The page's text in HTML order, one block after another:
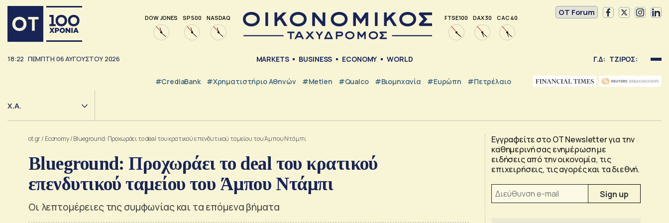
DOW JONES SP 500 NASDAQ FTSE 100 DAX 30 CAC 40
OT Forum
18:22 ΠΕΜΠΤΗ 06ΑΥΓΟΥΣΤΟΥ 2026 MARKETS BUSINESS ECONOMY WORLD Γ.Δ: ΤΖΙΡΟΣ:
#CrediaBank #Χρηματιστήριο Αθηνών #metlen #Qualco #Βιομηχανία #Ευρώπη #Πετρέλαιο
Χ.Α.
ot.gr/ Economy/Blueground: Προχωράει το deal του κρατικού επενδυτικού ταμείου του Άμπου Ντάμπι
Blueground: Προχωράει το deal του κρατικού
επενδυτικού ταμείου του Άμπου Ντάμπι
Οι λεπτομέρειες της συμφωνίας και τα επόμενα βήματα
Εγγραφείτε στο OT Newsletter για την
καθημερινή σας ενημέρωση με
ειδήσεις από την οικονομία, τις
επιχειρήσεις, τις αγορές και τα διεθνή.